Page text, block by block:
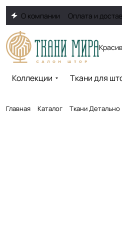
О компании Оплата и
Коллекции Ткани для
Главная Каталог Ткани Детально